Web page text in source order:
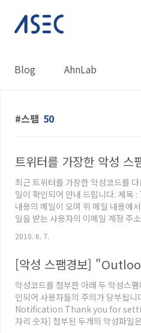
Blog AhnLab
스팸 50
최근 트위터를 가장한 악성코드를
일이 확인되어 안내 드립니다. 제
내용의 메일이 오며 위 메일 내용에
일을 받는 사용자의 이메일 계정 주
되는 것입니다. 그리고 위 메일 본문에
주소의 링크를 클릭하면 보기에는
는 것으로 보이지만 실제로는 악성
속을 하게 됩니다. 해당 링크에서 받
해제하면 아래와 같은 설치파일의
2010. 6. 7.
악성코드를 첨부한 아래 두 악성스
인되어 사용자들의 주의가 당부됩
Notification Thank you for
자리 숫자] 첨부된 두개의 악성파일